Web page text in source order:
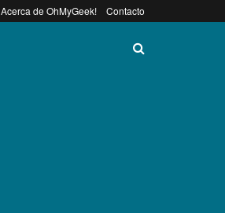
Acerca de OhMyGeek! Contacto